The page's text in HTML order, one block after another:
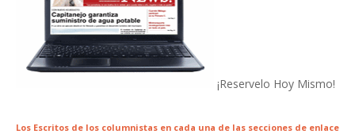
¡Reservelo Hoy Mismo!
Los Escritos de los columnistas en cada una de las secciones de enlace